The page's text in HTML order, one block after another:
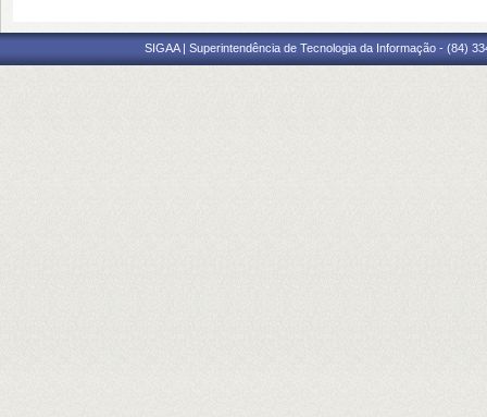
SIGAA | Superintendência de Tecnologia da Informação - (84)